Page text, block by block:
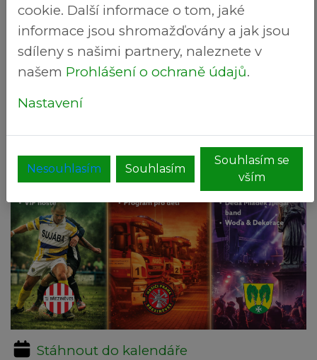
Stáhnout do kalendáře
cookie. Další informace o tom, jaké
informace jsou shromažďovány a jak jsou
sdíleny s našimi partnery, naleznete v
našem Prohlášení o ochraně údajů.
Nastavení
Nesouhlasím Souhlasím
Souhlasím se
vším